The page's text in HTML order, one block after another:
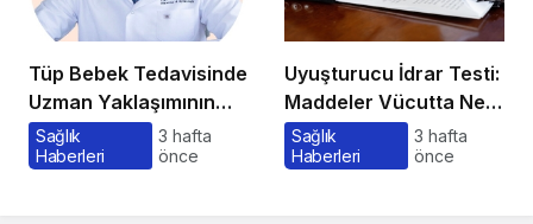
Tüp Bebek Tedavisinde
Uzman Yaklaşımının
Önemi ve Bilinmesi
Gerekenler
Sağlık
Haberleri
3 hafta
önce
Uyuşturucu İdrar Testi:
Maddeler Vücutta Ne
Kadar Kalır, Süreç
Nasıl İşler?
Sağlık
Haberleri
3 hafta
önce